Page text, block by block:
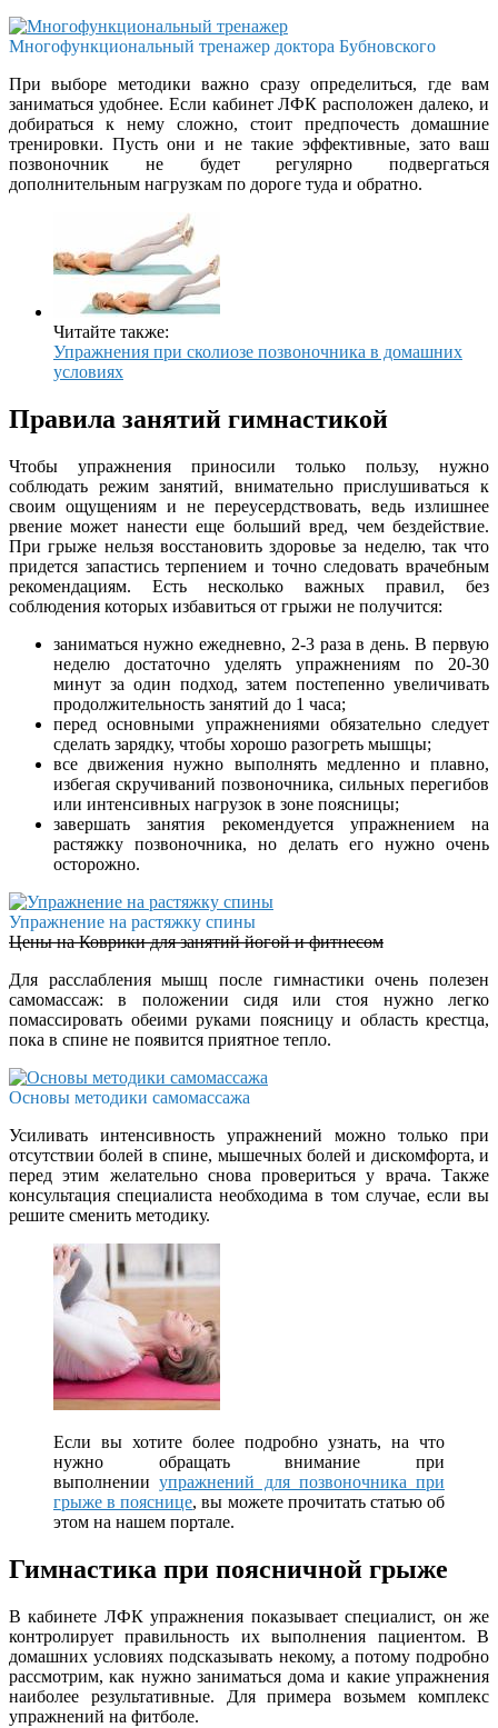
Многофункциональный тренажер доктора Бубновского
При выборе методики важно сразу определиться, где вам
заниматься удобнее. Если кабинет ЛФК расположен далеко, и
добираться к нему сложно, стоит предпочесть домашние
тренировки. Пусть они и не такие эффективные, зато ваш
позвоночник не будет регулярно подвергаться
дополнительным нагрузкам по дороге туда и обратно.
Читайте также:
Упражнения при сколиозе позвоночника в домашних
условиях
Правила занятий гимнастикой
Чтобы упражнения приносили только пользу, нужно
соблюдать режим занятий, внимательно прислушиваться к
своим ощущениям и не переусердствовать, ведь излишнее
рвение может нанести еще больший вред, чем бездействие.
При грыже нельзя восстановить здоровье за неделю, так что
придется запастись терпением и точно следовать врачебным
рекомендациям. Есть несколько важных правил, без
соблюдения которых избавиться от грыжи не получится:
заниматься нужно ежедневно, 2-3 раза в день. В первую
неделю достаточно уделять упражнениям по 20-30
минут за один подход, затем постепенно увеличивать
продолжительность занятий до 1 часа;
перед основными упражнениями обязательно следует
сделать зарядку, чтобы хорошо разогреть мышцы;
все движения нужно выполнять медленно и плавно,
избегая скручиваний позвоночника, сильных перегибов
или интенсивных нагрузок в зоне поясницы;
завершать занятия рекомендуется упражнением на
растяжку позвоночника, но делать его нужно очень
осторожно.
Упражнение на растяжку спины
Цены на Коврики для занятий йогой и фитнесом
Для расслабления мышц после гимнастики очень полезен
самомассаж: в положении сидя или стоя нужно легко
помассировать обеими руками поясницу и область крестца,
пока в спине не появится приятное тепло.
Основы методики самомассажа
Усиливать интенсивность упражнений можно только при
отсутствии болей в спине, мышечных болей и дискомфорта, и
перед этим желательно снова провериться у врача. Также
консультация специалиста необходима в том случае, если вы
решите сменить методику.
Если вы хотите более подробно узнать, на что
нужно обращать внимание при
выполненииупражнений для позвоночника при
грыже в пояснице, вы можете прочитать статью об
этом на нашем портале.
Гимнастика при поясничной грыже
В кабинете ЛФК упражнения показывает специалист, он же
контролирует правильность их выполнения пациентом. В
домашних условиях подсказывать некому, а потому подробно
рассмотрим, как нужно заниматься дома и какие упражнения
наиболее результативные. Для примера возьмем комплекс
упражнений на фитболе.